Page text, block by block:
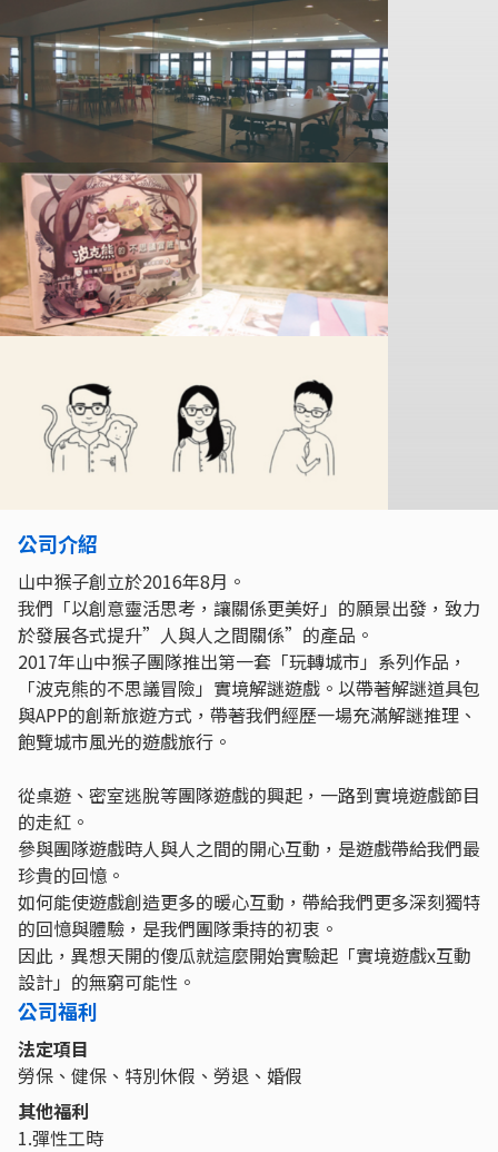
公司介紹
山中猴子創立於2016年8月。
我們「以創意靈活思考，讓關係更美好」的願景出發，致力
於發展各式提升”人與人之間關係”的產品。
2017年山中猴子團隊推出第一套「玩轉城市」系列作品，
「波克熊的不思議冒險」實境解謎遊戲。以帶著解謎道具包
與APP的創新旅遊方式，帶著我們經歷一場充滿解謎推理、
飽覽城市風光的遊戲旅行。
從桌遊、密室逃脫等團隊遊戲的興起，一路到實境遊戲節目
的走紅。
參與團隊遊戲時人與人之間的開心互動，是遊戲帶給我們最
珍貴的回憶。
如何能使遊戲創造更多的暖心互動，帶給我們更多深刻獨特
的回憶與體驗，是我們團隊秉持的初衷。
因此，異想天開的傻瓜就這麼開始實驗起「實境遊戲x互動
設計」的無窮可能性。
公司福利
法定項目
勞保、健保、特別休假、勞退、婚假
其他福利
1.彈性工時